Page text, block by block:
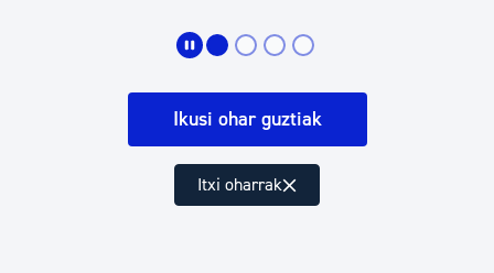
Ikusi ohar guztiak
Itxi oharrak